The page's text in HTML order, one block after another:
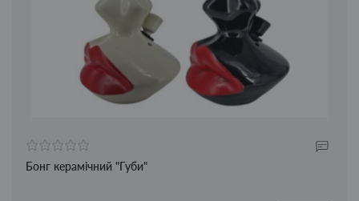
Бонг керамічний "Губи"